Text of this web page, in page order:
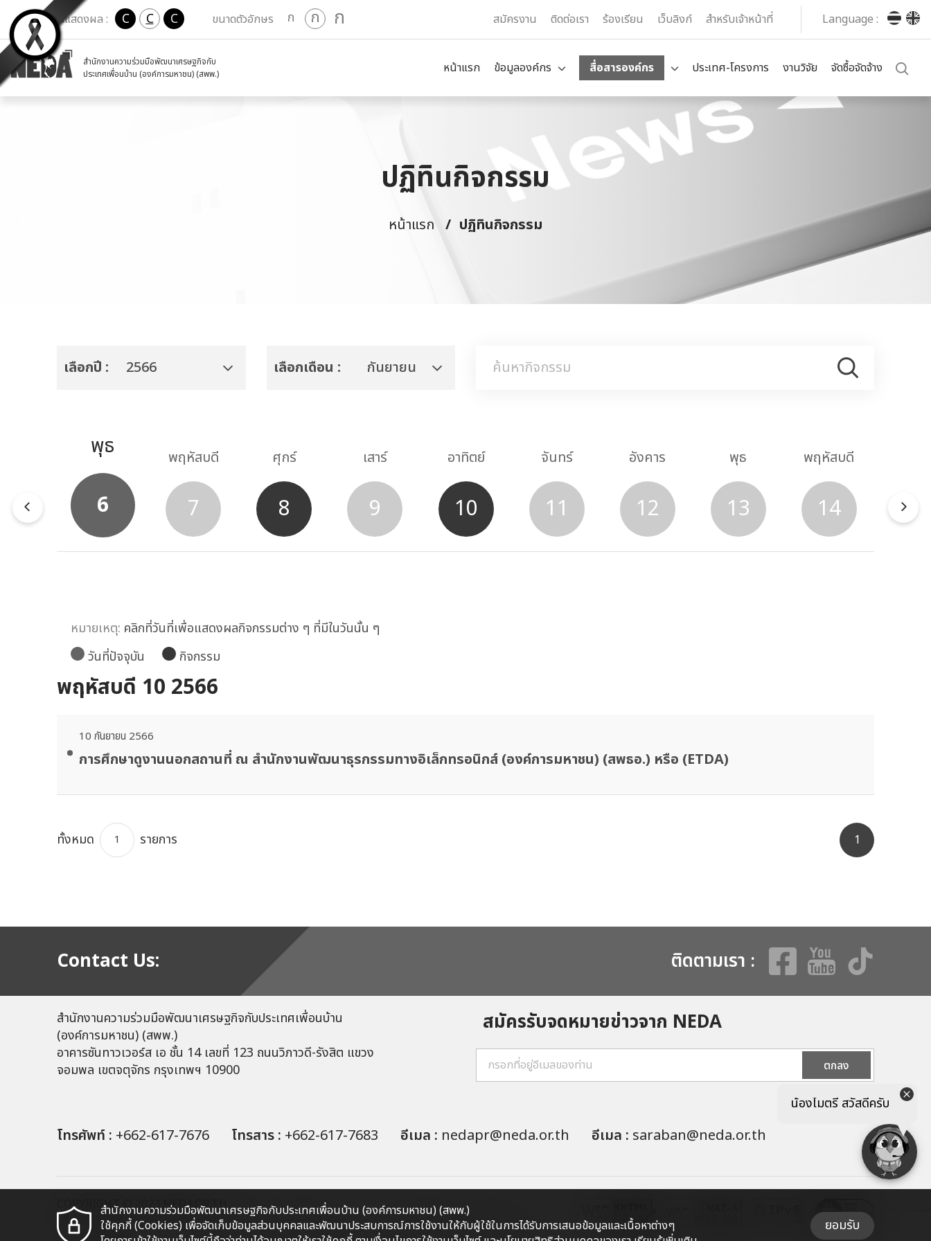
น้องไมตรี สวัสดีครับ
เปลี่ยนการแสดงผล : C C C ขนาดตัวอักษร ก ก ก สมัครงาน ติดต่อเรา ร้องเรียน เว็บลิงก์ สำหรับเจ้าหน้าที่ Language :
สำนักงานความร่วมมือพัฒนาเศรษฐกิจกับ
ประเทศเพื่อนบ้าน (องค์การมหาชน) (สพพ.)
หน้าแรก ข้อมูลองค์กร สื่อสารองค์กร ประเทศ-โครงการ งานวิจัย จัดซื้อจัดจ้าง
ปฏิทินกิจกรรม
หน้าแรก ปฏิทินกิจกรรม
เลือกปี : 2566 เลือกเดือน : กันยายน
5
พุธ
6
พฤหัสบดี
7
ศุกร์
8
เสาร์
9
อาทิตย์
10
จันทร์
11
อังคาร
12
พุธ
13
พฤหัสบดี
14
หมายเหตุ: คลิกที่วันที่เพื่อแสดงผลกิจกรรมต่าง ๆ ที่มีในวันนั้น ๆ
วันที่ปัจจุบัน
กิจกรรม
พฤหัสบดี 10 2566
10 กันยายน 2566
การศึกษาดูงานนอกสถานที่ ณ สำนักงานพัฒนาธุรกรรมทางอิเล็กทรอนิกส์ (องค์การมหาชน) (สพธอ.) หรือ (ETDA)
ทั้งหมด 1 รายการ 1
Contact Us:
สำนักงานความร่วมมือพัฒนาเศรษฐกิจกับประเทศเพื่อนบ้าน
(องค์การมหาชน) (สพพ.)
อาคารซันทาวเวอร์ส เอ ชั้น 14 เลขที่ 123 ถนนวิภาวดี-รังสิต แขวง
จอมพล เขตจตุจักร กรุงเทพฯ 10900
ติดตามเรา :
สมัครรับจดหมายข่าวจาก NEDA
ตกลง
โทรศัพท์ : +662-617-7676 โทรสาร : +662-617-7683 อีเมล : nedapr@neda.or.th อีเมล : saraban@neda.or.th
COPYRIGHT © 2023 NEDA.OR.TH
นโยบายเว็บไซต์
นโยบายการรักษาความมั่นคงปลอดภัยเว็บไซต์ นโยบายการคุ้มครองข้อมูลส่วนบุคคล
ผังเว็บไซต์
สำนักงานความร่วมมือพัฒนาเศรษฐกิจกับประเทศเพื่อนบ้าน (องค์การมหาชน) (สพพ.)
ใช้คุกกี้ (Cookies) เพื่อจัดเก็บข้อมูลส่วนบุคคลและพัฒนาประสบการณ์การใช้งานให้กับผู้ใช้ในการได้รับการเสนอข้อมูลและเนื้อหาต่างๆ
ยอมรับ